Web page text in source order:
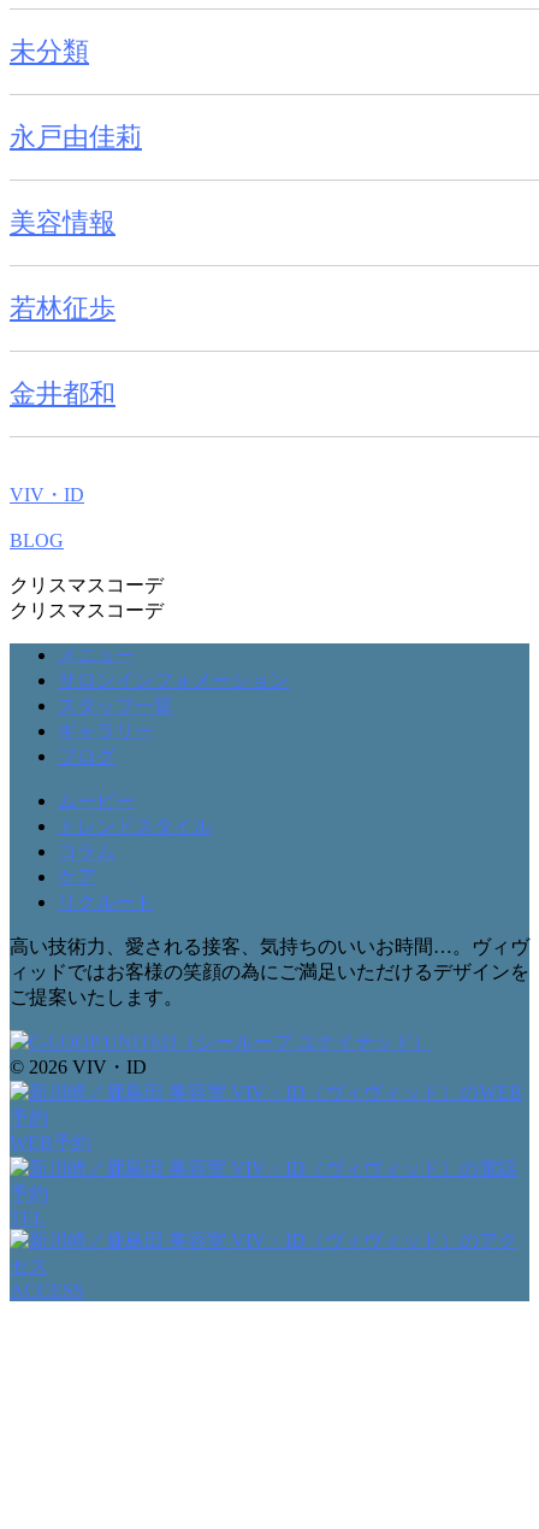
未分類
永戸由佳莉
美容情報
若林征歩
金井都和
VIV・ID
BLOG
クリスマスコーデ
クリスマスコーデ
メニュー
サロンインフォメーション
スタッフ一覧
ギャラリー
ブログ
ムービー
トレンドスタイル
コラム
ケア
リクルート
高い技術力、愛される接客、気持ちのいいお時間…。ヴィヴ
ィッドではお客様の笑顔の為にご満足いただけるデザインを
ご提案いたします。
© 2026 VIV・ID
WEB予約
TEL
ACCESS